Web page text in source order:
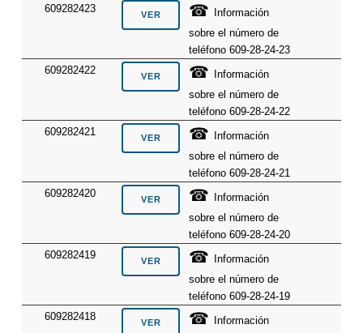
609282423
☎ Información
sobre el número de
teléfono 609-28-24-23
609282422
☎ Información
sobre el número de
teléfono 609-28-24-22
609282421
☎ Información
sobre el número de
teléfono 609-28-24-21
609282420
☎ Información
sobre el número de
teléfono 609-28-24-20
609282419
☎ Información
sobre el número de
teléfono 609-28-24-19
609282418
☎ Información